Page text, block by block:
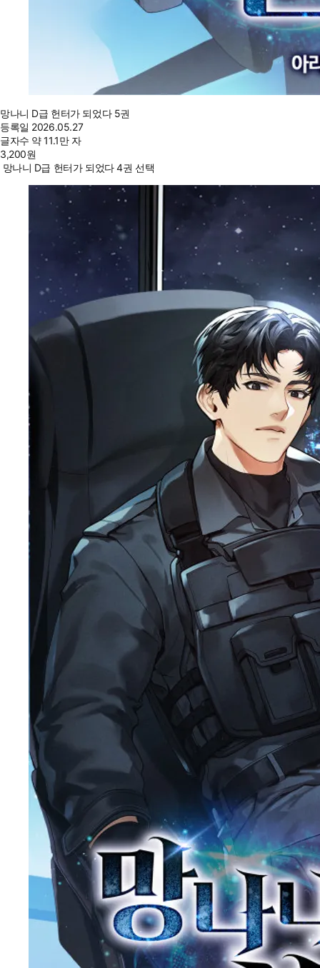
망나니 D급 헌터가 되었다 5권
등록일 2026.05.27
글자수 약 11.1만 자
3,200원
망나니 D급 헌터가 되었다 4권 선택